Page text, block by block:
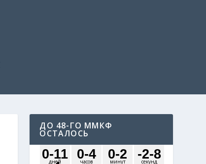
ДО 48-ГО ММКФ
ОСТАЛОСЬ
дней
0-11
часов
0-4 минут
0-2 секунд
-2-8